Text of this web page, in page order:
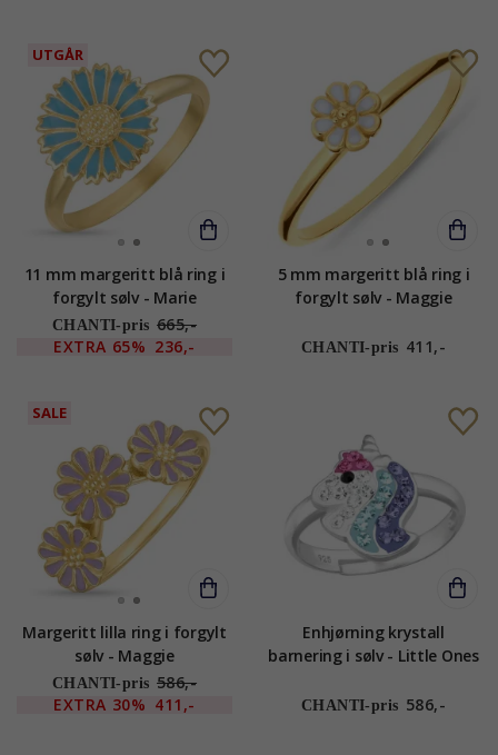
UTGÅR
11 mm margeritt blå ring i
forgylt sølv - Marie
CHANTI-pris 665,-
EXTRA 65% 236,-
5 mm margeritt blå ring i
forgylt sølv - Maggie
CHANTI-pris 411,-
SALE
Margeritt lilla ring i forgylt
sølv - Maggie
CHANTI-pris 586,-
EXTRA 30% 411,-
Enhjørning krystall
barnering i sølv - Little Ones
CHANTI-pris 586,-